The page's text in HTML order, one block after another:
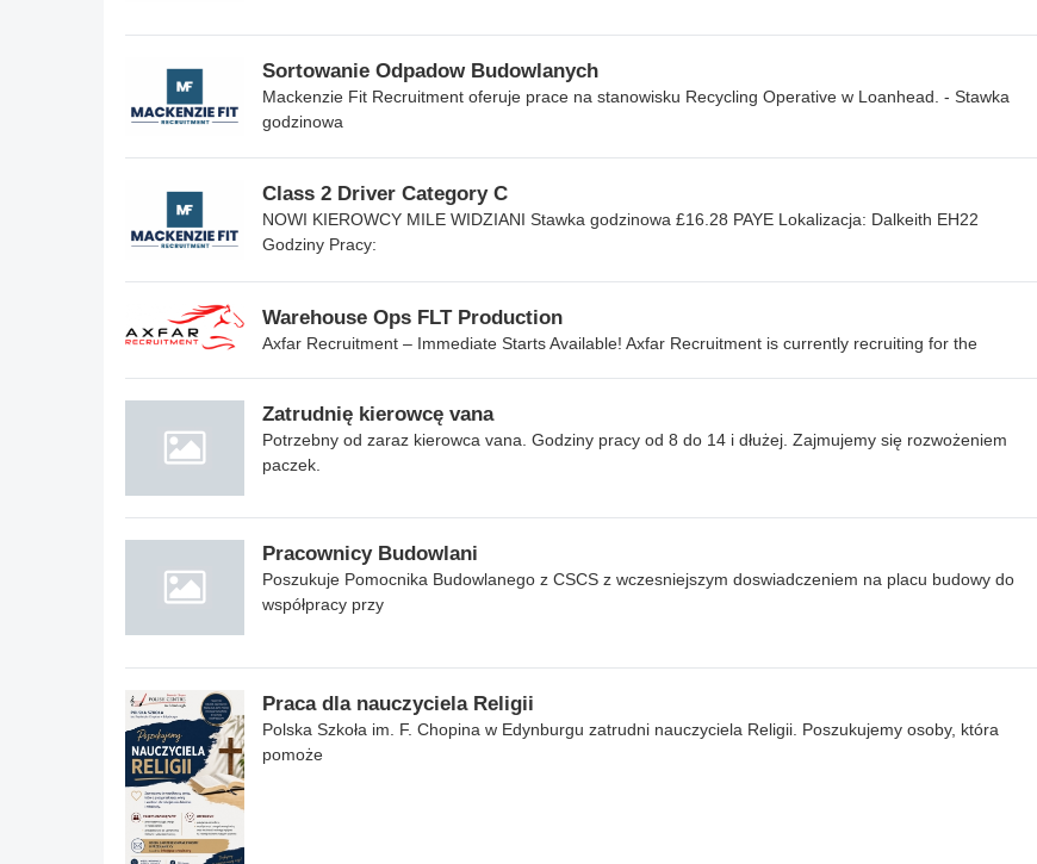
Sortowanie Odpadow Budowlanych
Mackenzie Fit Recruitment oferuje prace na stanowisku Recycling Operative w Loanhead. - Stawka
godzinowa
Class 2 Driver Category C
NOWI KIEROWCY MILE WIDZIANI Stawka godzinowa £16.28 PAYE Lokalizacja: Dalkeith EH22
Godziny Pracy:
Warehouse Ops FLT Production
Axfar Recruitment – Immediate Starts Available! Axfar Recruitment is currently recruiting for the
Zatrudnię kierowcę vana
Potrzebny od zaraz kierowca vana. Godziny pracy od 8 do 14 i dłużej. Zajmujemy się rozwożeniem
paczek.
Pracownicy Budowlani
Poszukuje Pomocnika Budowlanego z CSCS z wczesniejszym doswiadczeniem na placu budowy do
współpracy przy
Praca dla nauczyciela Religii
Polska Szkoła im. F. Chopina w Edynburgu zatrudni nauczyciela Religii. Poszukujemy osoby, która
pomoże